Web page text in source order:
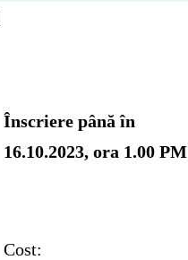
Înscriere până în
16.10.2023, ora 1.00 PM
Cost: